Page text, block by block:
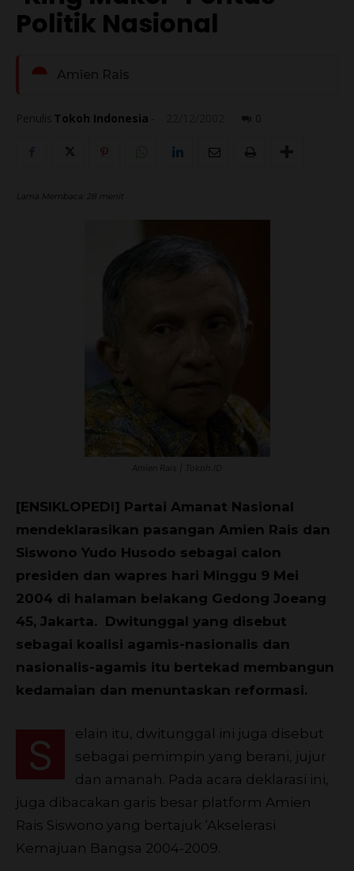
Politik Nasional
Amien Rais
Tokoh Indonesia
Lama Membaca: 28 menit
[ENSIKLOPEDI] Partai Amanat Nasional
mendeklarasikan pasangan Amien Rais dan
Siswono Yudo Husodo sebagai calon
presiden dan wapres hari Minggu 9 Mei
2004 di halaman belakang Gedong Joeang
45, Jakarta. Dwitunggal yang disebut
sebagai koalisi agamis-nasionalis dan
nasionalis-agamis itu bertekad membangun
kedamaian dan menuntaskan reformasi.
S
elain itu, dwitunggal ini juga disebut
sebagai pemimpin yang berani, jujur
dan amanah. Pada acara deklarasi ini,
juga dibacakan garis besar platform Amien
Rais Siswono yang bertajuk ‘Akselerasi
Kemajuan Bangsa 2004-2009.